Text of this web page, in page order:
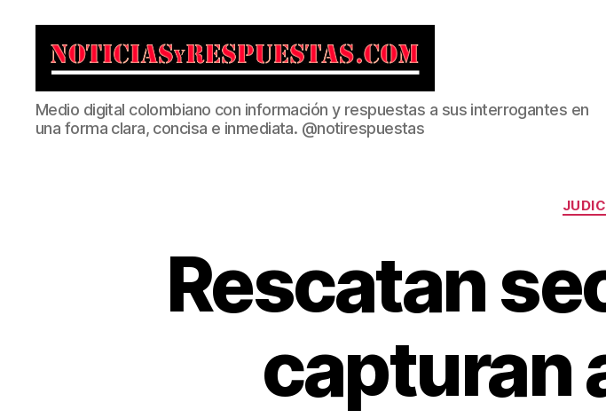
Noticias
y
Respuestas
Medio digital colombiano con información y respuestas a sus interrogantes en
una forma clara, concisa e inmediata. @notirespuestas
Rescatan
capturan